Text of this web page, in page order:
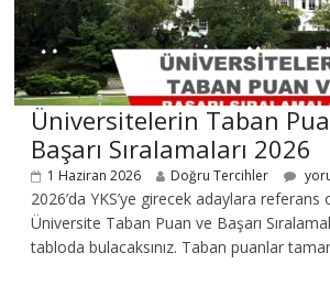
Üniversitelerin Taban
Başarı Sıralamaları 2026
1 Haziran 2026 Doğru Tercihler
2026’da YKS’ye girecek adaylara referans
Üniversite Taban Puan ve Başarı
tabloda bulacaksınız. Taban puanlar